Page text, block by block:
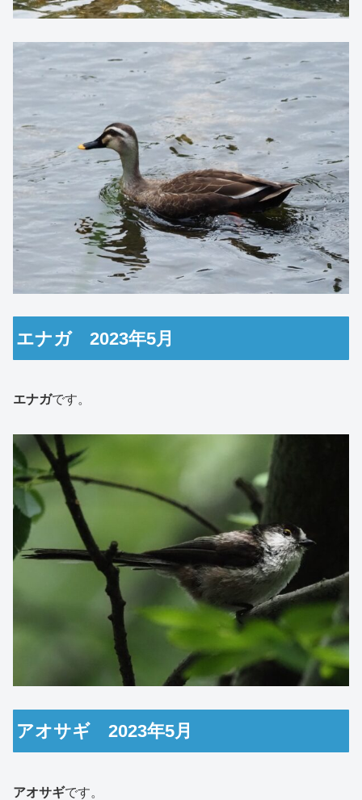
エナガ 2023年5月
エナガです。
アオサギ 2023年5月
アオサギです。